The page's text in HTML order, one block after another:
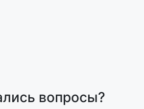
вопросы?